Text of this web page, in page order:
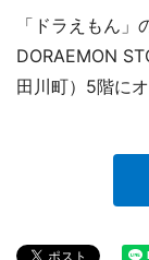
「ドラえもん
DORAEMON
田川町）5階にオ